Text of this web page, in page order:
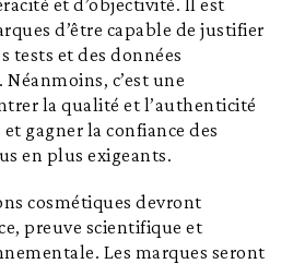
d’être capable de justifier
tests et des données
c’est une
la qualité et l’authenticité
gagner la confiance des
en plus exigeants.
cosmétiques devront
preuve scientifique et
Les marques seront